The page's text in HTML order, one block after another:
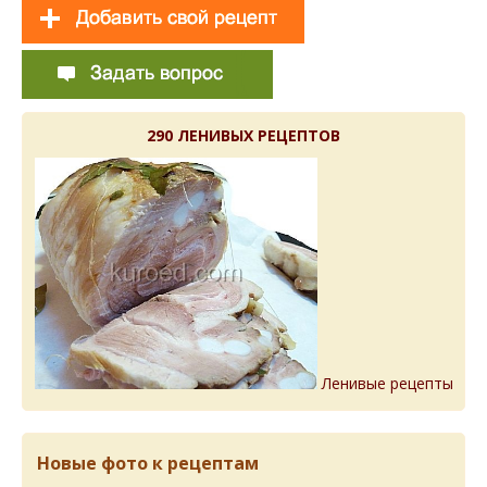
290 ЛЕНИВЫХ РЕЦЕПТОВ
Ленивые рецепты
Новые фото к рецептам